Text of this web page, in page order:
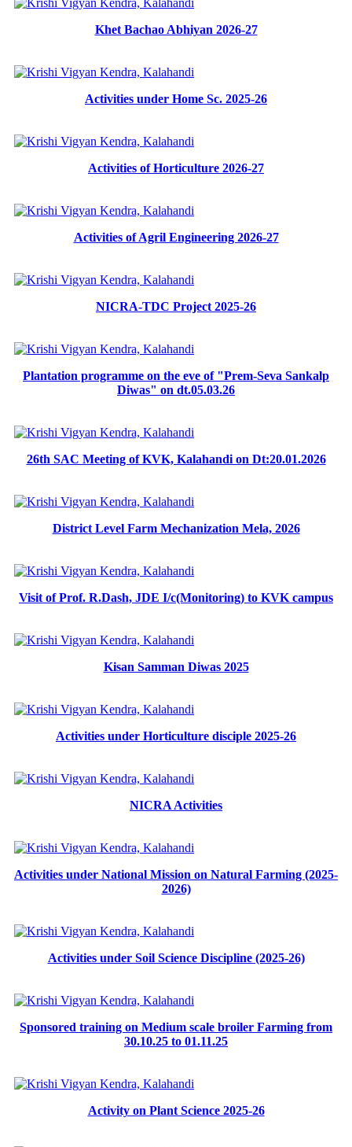
Khet Bachao Abhiyan 2026-27
Activities under Home Sc. 2025-26
Activities of Horticulture 2026-27
Activities of Agril Engineering 2026-27
NICRA-TDC Project 2025-26
Plantation programme on the eve of "Prem-Seva Sankalp
Diwas" on dt.05.03.26
26th SAC Meeting of KVK, Kalahandi on Dt:20.01.2026
District Level Farm Mechanization Mela, 2026
Visit of Prof. R.Dash, JDE I/c(Monitoring) to KVK campus
Kisan Samman Diwas 2025
Activities under Horticulture disciple 2025-26
NICRA Activities
Activities under National Mission on Natural Farming (2025-
2026)
Activities under Soil Science Discipline (2025-26)
Sponsored training on Medium scale broiler Farming from
30.10.25 to 01.11.25
Activity on Plant Science 2025-26